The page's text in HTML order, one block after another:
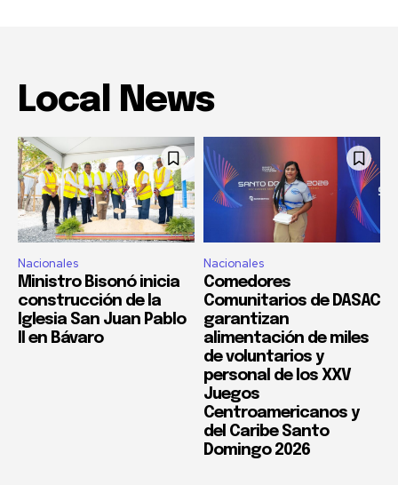
Local News
Nacionales
Ministro Bisonó inicia
construcción de la
Iglesia San Juan Pablo
II en Bávaro
Nacionales
Comedores
Comunitarios de DASAC
garantizan
alimentación de miles
de voluntarios y
personal de los XXV
Juegos
Centroamericanos y
del Caribe Santo
Domingo 2026